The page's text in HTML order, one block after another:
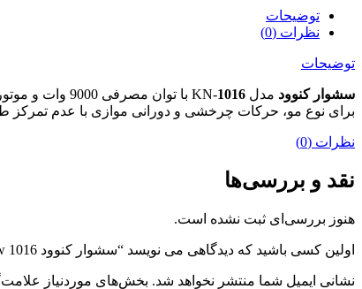
توضیحات
نظرات (0)
توضیحات
سشوار کنوود مدل KN- 1016
برای نوع مو، حرکات چرخشی و دورانی موازی با عدم تمرکز
نظرات (0)
نقد و بررسی‌ها
هنوز بررسی‌ای ثبت نشده است.
اولین کسی باشید که دیدگاهی می نویسد “سشوار کنوود kw 1016”
نشانی ایمیل شما منتشر نخواهد شد. بخش‌های موردنیاز